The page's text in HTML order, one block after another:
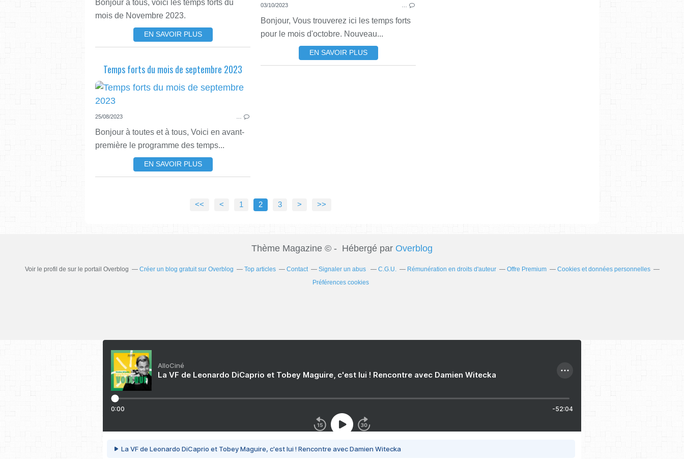
Bonjour à tous, voici les temps forts du
mois de Novembre 2023.
EN SAVOIR PLUS
03/10/2023
Bonjour, Vous trouverez ici les temps forts
pour le mois d'octobre. Nouveau...
EN SAVOIR PLUS
Temps forts du mois de septembre 2023
25/08/2023
Bonjour à toutes et à tous, Voici en avant-
première le programme des temps...
EN SAVOIR PLUS
<< < 1 2 3 > >>
Thème Magazine © - Hébergé par Overblog
Voir le profil de sur le portail Overblog Créer un blog gratuit sur Overblog Top articles Contact Signaler un abus C.G.U. Rémunération en droits d'auteur Offre Premium
Cookies et données personnelles
Préférences cookies
AlloCiné
La VF de Leonardo DiCaprio et Tobey Maguire, c'est lui ! Rencontre avec Damien Witecka
0:00 -52:04
La VF de Leonardo DiCaprio et Tobey Maguire, c'est lui ! Rencontre avec Damien Witecka